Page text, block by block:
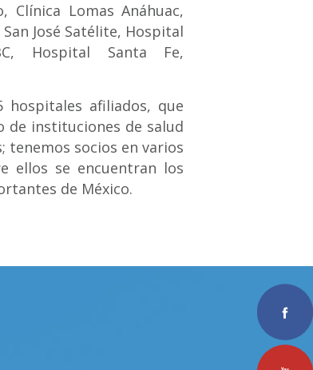
Clínica Lomas Anáhuac,
José Satélite, Hospital
Hospital Santa Fe,
hospitales afiliados, que
instituciones de salud
socios en varios
ellos se encuentran los
de México.